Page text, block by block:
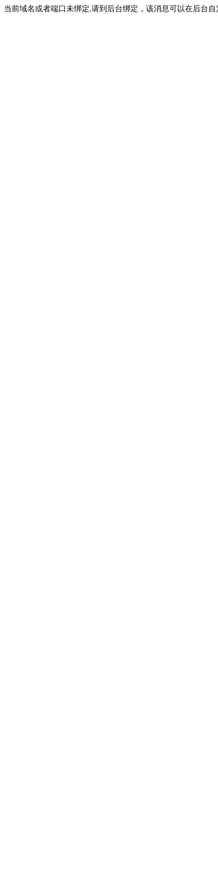
当前域名或者端口未绑定,请到后台绑定，该消息可以在后台自